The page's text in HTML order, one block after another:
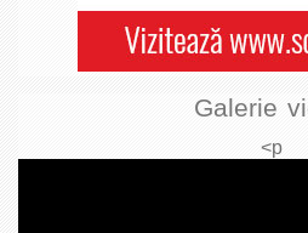
Galerie
<p